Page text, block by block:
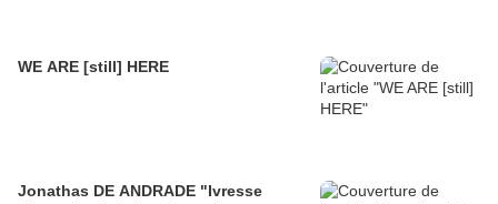
WE ARE [still] HERE
Jonathas DE ANDRADE "Ivresse